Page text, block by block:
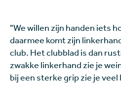
"We willen zijn handen iets
daarmee komt zijn
club. Het clubblad is dan
zwakke linkerhand zie je
bij een sterke grip zie je veel